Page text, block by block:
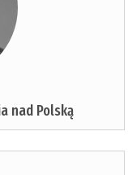
nad Polską